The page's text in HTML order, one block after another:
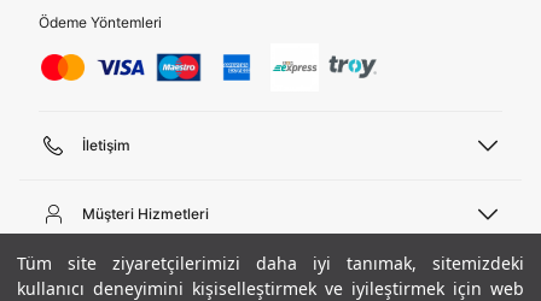
Tüm site ziyaretçilerimizi daha iyi tanımak, sitemizdeki
kullanıcı deneyimini kişiselleştirmek ve iyileştirmek için web
Ödeme Yöntemleri
İletişim
444 02 00
Pazartesi - Cuma 09:00 - 18:00
E-posta
bilgi@underarmour.com
Müşteri Hizmetleri
Sipariş Sorgulama
Bize Ulaşın
Hakkımızda